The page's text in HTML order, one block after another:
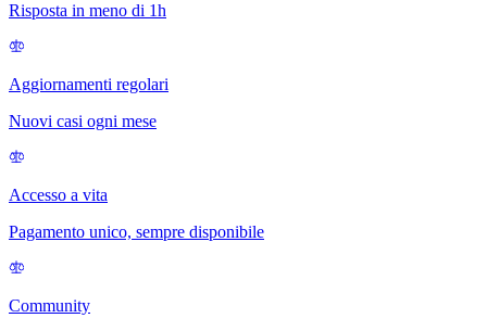
Risposta in meno di 1h
Aggiornamenti regolari
Nuovi casi ogni mese
Accesso a vita
Pagamento unico, sempre disponibile
Community